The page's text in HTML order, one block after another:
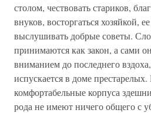
столом, чествовать стариков,
внуков, восторгаться хозяйкой,
выслушивать добрые советы.
принимаются как закон, а сами
вниманием до последнего
испускается в доме
комфортабельные корпуса
рода не имеют ничего общего с